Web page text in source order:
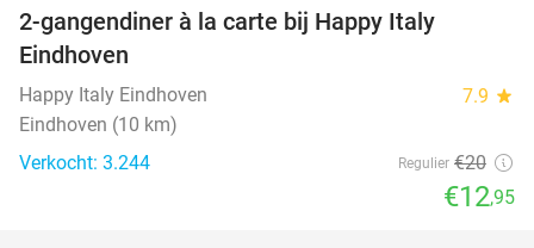
2-gangendiner à la carte bij Happy Italy
Eindhoven
Happy Italy Eindhoven 7.9 star
Eindhoven (10 km)
Verkocht: 3.244
Regulier €20
€12,95